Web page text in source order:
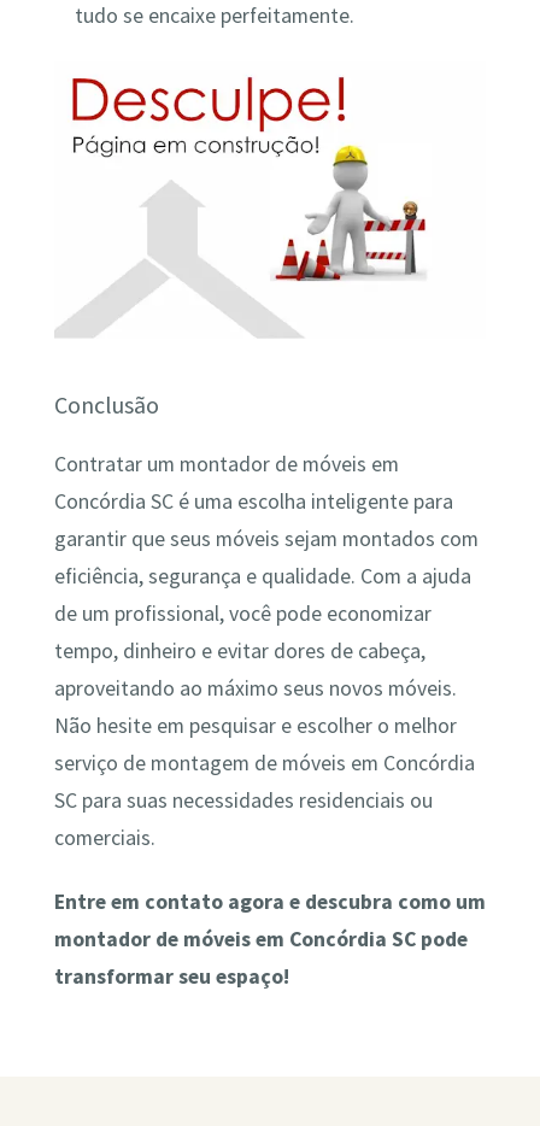
tudo se encaixe perfeitamente.
Conclusão
Contratar um montador de móveis em
Concórdia SC é uma escolha inteligente para
garantir que seus móveis sejam montados com
eficiência, segurança e qualidade. Com a ajuda
de um profissional, você pode economizar
tempo, dinheiro e evitar dores de cabeça,
aproveitando ao máximo seus novos móveis.
Não hesite em pesquisar e escolher o melhor
serviço de montagem de móveis em Concórdia
SC para suas necessidades residenciais ou
comerciais.
Entre em contato agora e descubra como um
montador de móveis em Concórdia SC pode
transformar seu espaço!